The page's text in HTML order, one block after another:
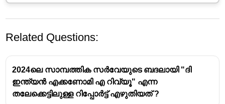
Related Questions:
2024ലെ സാമ്പത്തിക സർവേയുടെ ബദലായി "ദി
ഇന്ത്യൻ എക്കണോമി എ റിവ്യൂ" എന്ന
തലേക്കെട്ടിലുള്ള റിപ്പോർട്ട് എഴുതിയത് ?